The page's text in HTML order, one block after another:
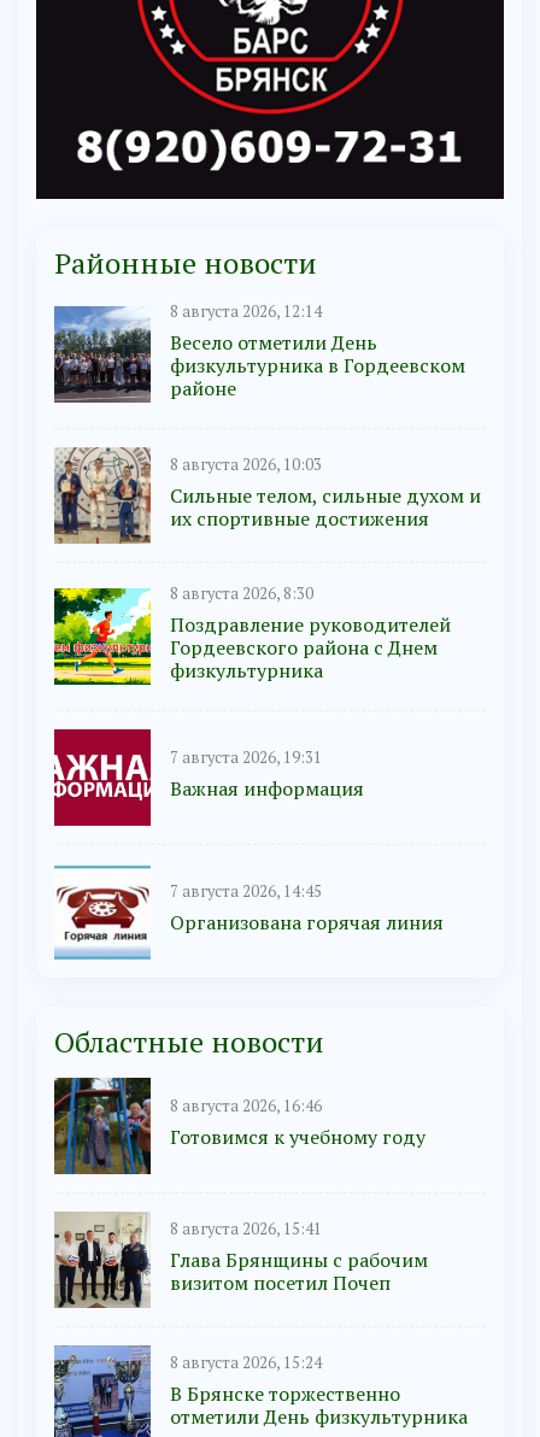
Районные новости
8 августа 2026, 12:14
Весело отметили День
физкультурника в Гордеевском
районе
8 августа 2026, 10:03
Сильные телом, сильные духом и
их спортивные достижения
8 августа 2026, 8:30
Поздравление руководителей
Гордеевского района с Днем
физкультурника
7 августа 2026, 19:31
Важная информация
7 августа 2026, 14:45
Организована горячая линия
Областные новости
8 августа 2026, 16:46
Готовимся к учебному году
8 августа 2026, 15:41
Глава Брянщины с рабочим
визитом посетил Почеп
8 августа 2026, 15:24
В Брянске торжественно
отметили День физкультурника